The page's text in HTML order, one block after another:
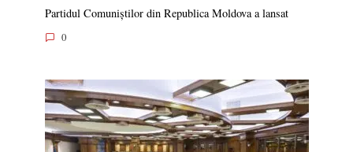
Partidul Comuniștilor din Republica Moldova a lansat
0